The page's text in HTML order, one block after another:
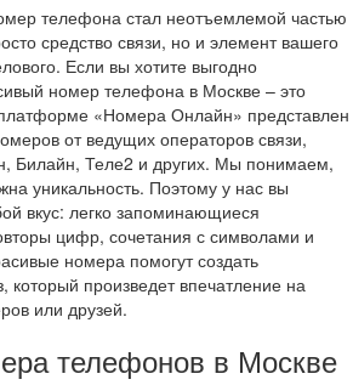
телефона стал неотъемлемой частью
средство связи, но и элемент вашего
Если вы хотите выгодно
номер телефона в Москве – это
«Номера Онлайн» представлен
от ведущих операторов связи,
Билайн, Теле2 и других. Мы понимаем,
уникальность. Поэтому у нас вы
вкус: легко запоминающиеся
цифр, сочетания с символами и
номера помогут создать
произведет впечатление на
или друзей.
телефонов в Москве